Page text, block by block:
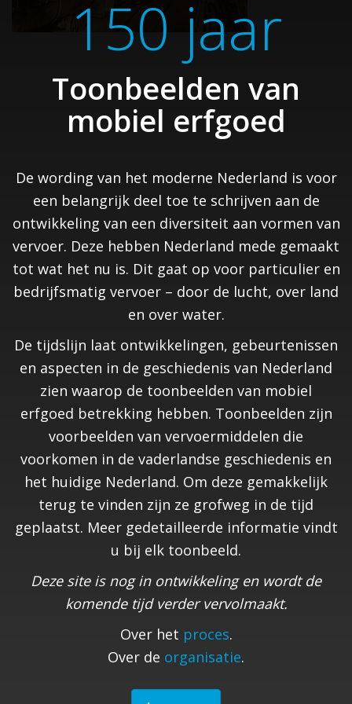
150 jaar
Toonbeelden van
mobiel erfgoed
De wording van het moderne Nederland is voor
een belangrijk deel toe te schrijven aan de
ontwikkeling van een diversiteit aan vormen van
vervoer. Deze hebben Nederland mede gemaakt
tot wat het nu is. Dit gaat op voor particulier en
bedrijfsmatig vervoer – door de lucht, over land
en over water.
De tijdslijn laat ontwikkelingen, gebeurtenissen
en aspecten in de geschiedenis van Nederland
zien waarop de toonbeelden van mobiel
erfgoed betrekking hebben. Toonbeelden zijn
voorbeelden van vervoermiddelen die
voorkomen in de vaderlandse geschiedenis en
het huidige Nederland. Om deze gemakkelijk
terug te vinden zijn ze grofweg in de tijd
geplaatst. Meer gedetailleerde informatie vindt
u bij elk toonbeeld.
Deze site is nog in ontwikkeling en wordt de
komende tijd verder vervolmaakt.
Over het proces.
Over de organisatie.